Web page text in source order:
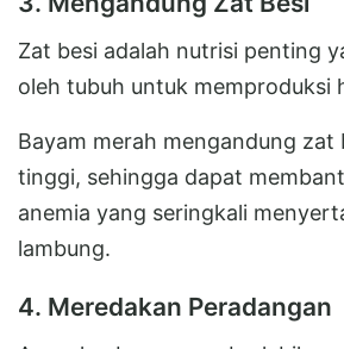
Zat besi adalah nutrisi penting
oleh tubuh untuk memproduksi
Bayam merah mengandung zat
tinggi, sehingga dapat
anemia yang seringkali
lambung.
4. Meredakan Peradangan